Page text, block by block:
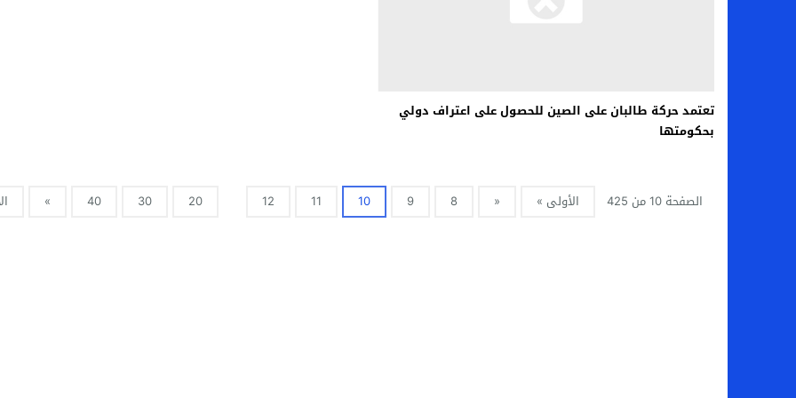
تعتمد حركة طالبان على الصين للحصول على اعتراف دولي
بحكومتها
الصفحة 10 من 425 الأولى » «
8
9
10
11
12
20
30
40
»